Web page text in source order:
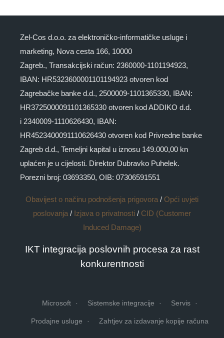
Zel-Cos d.o.o. za elektroničko-informatičke usluge i
marketing, Nova cesta 166, 10000
Zagreb., Transakcijski račun: 2360000-1101194923,
IBAN: HR5323600001101194923 otvoren kod
Zagrebačke banke d.d., 2500009-1101365330, IBAN:
HR3725000091101365330 otvoren kod ADDIKO d.d.
i 2340009-1110626430, IBAN:
HR4523400091110626430 otvoren kod Privredne banke
Zagreb d.d., Temeljni kapital u iznosu 149.000,00 kn
uplaćen je u cijelosti. Direktor Dubravko Puhelek.
Porezni broj: 03693350, OIB: 07306591551
Obavijest o načinu podnošenja prigovora / Opći uvjeti
poslovanja / Izjava o privatnosti / CID (Customer
Induced Damage)
IKT integracija poslovnih procesa za rast
konkurentnosti
Microsoft Sistemske integracije Servis
Prodajne usluge Zahtjev za izdavanje kopije računa